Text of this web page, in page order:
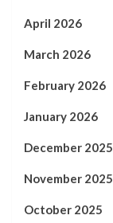
April 2026
March 2026
February 2026
January 2026
December 2025
November 2025
October 2025